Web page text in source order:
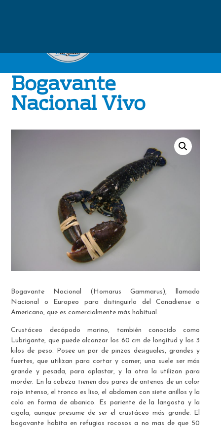
Bogavante
Nacional Vivo
Bogavante Nacional (Homarus Gammarus), llamado
Nacional o Europeo para distinguirlo del Canadiense o
Americano, que es comercialmente más habitual.
Crustáceo decápodo marino, también conocido como
Lubrigante, que puede alcanzar los 60 cm de longitud y los 3
kilos de peso. Posee un par de pinzas desiguales, grandes y
fuertes, que utilizan para cortar y comer; una suele ser más
grande y pesada, para aplastar, y la otra la utilizan para
morder. En la cabeza tienen dos pares de antenas de un color
rojo intenso, el tronco es liso, el abdomen con siete anillos y la
cola en forma de abanico. Es pariente de la langosta y la
cigala, aunque presume de ser el crustáceo más grande. El
bogavante habita en refugios rocosos a no mas de que 50